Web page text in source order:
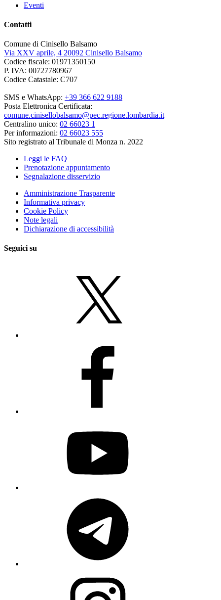
Eventi
Contatti
Comune di Cinisello Balsamo
Via XXV aprile, 4 20092 Cinisello Balsamo
Codice fiscale: 01971350150
P. IVA: 00727780967
Codice Catastale: C707
SMS e WhatsApp: +39 366 622 9188
Posta Elettronica Certificata:
comune.cinisellobalsamo@pec.regione.lombardia.it
Centralino unico: 02 66023 1
Per informazioni: 02 66023 555
Sito registrato al Tribunale di Monza n. 2022
Leggi le FAQ
Prenotazione appuntamento
Segnalazione disservizio
Amministrazione Trasparente
Informativa privacy
Cookie Policy
Note legali
Dichiarazione di accessibilità
Seguici su